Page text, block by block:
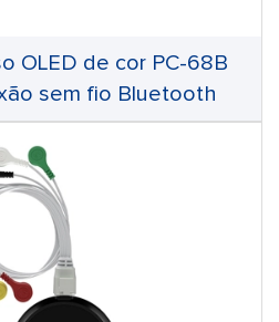
OLED de cor PC-68B
sem fio Bluetooth